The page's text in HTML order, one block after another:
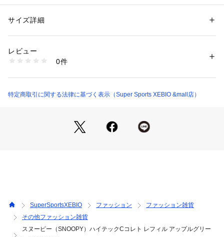
※ブラウザやお使いのモニター環境により、掲載画像と実際の
商品の色味が若干異なる場合があります。
【スヌーピー】【SNOOPY】【文具】【文房具】【ステイショ
性別：キッズ・ベビー
貨
1540000154268
サイズ詳細
レビュー
0件
特定商取引に関する法律に基づく表示（Super Sports XEBIO &mall店）
SuperSportsXEBIO ファッション
ファッション雑貨
その他ファッション雑貨
スヌーピー（SNOOPY）ハイテックCコレト レフィル アップルグリー